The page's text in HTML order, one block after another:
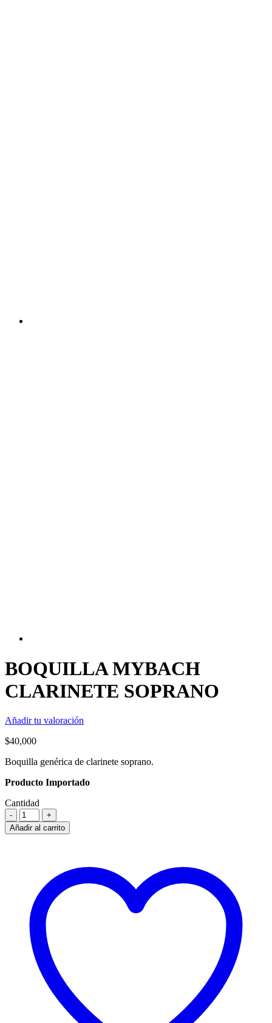
BOQUILLA MYBACH
CLARINETE SOPRANO
Añadir tu valoración
$40,000
Boquilla genérica de clarinete soprano.
Producto Importado
Cantidad
Añadir al carrito